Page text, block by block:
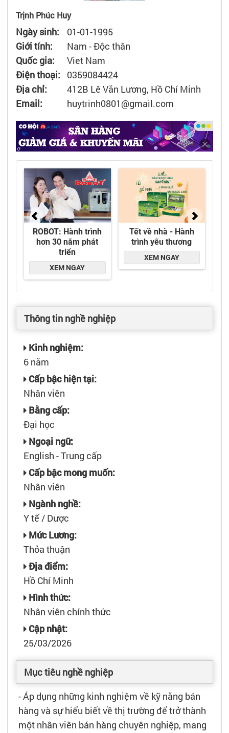
Trịnh Phúc Huy
Ngày sinh:
01-01-1995
Giới tính:
Nam -Độc thân
Quốc gia:
Viet Nam
Điện thoại:
0359084424
Địa chỉ:
412B Lê Văn Lương, Hồ Chí Minh
Email:
huytrinh0801@gmail.com
Thông tin nghề nghiệp
Kinh nghiệm:
6 năm
Cấp bậc hiện tại:
Nhân viên
Bằng cấp:
Đại học
Ngoại ngữ:
English - Trung cấp
Cấp bậc mong muốn:
Nhân viên
Ngành nghề:
Y tế / Dược
Mức Lương:
Thỏa thuận
Địa điểm:
Hồ Chí Minh
Hình thức:
Nhân viên chính thức
Cập nhật:
25/03/2026
Mục tiêu nghề nghiệp
- Áp dụng những kinh nghiệm về kỹ năng bán
hàng và sự hiểu biết về thị trường để trở thành
một nhân viên bán hàng chuyên nghiệp, mang